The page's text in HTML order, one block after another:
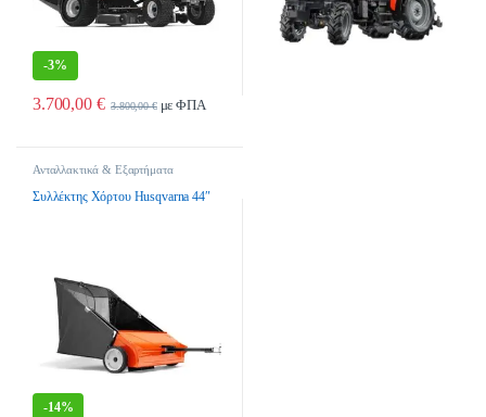
-3%
3.700,00 € 3.800,00€με ΦΠΑ
Ανταλλακτικά & Εξαρτήματα
Χλοοκοπτικά Κήπου
,Τρακτέρ -
Γεωργικά Μηχανήματα
Συλλέκτης Χόρτου Husqvarna 44″
-14%